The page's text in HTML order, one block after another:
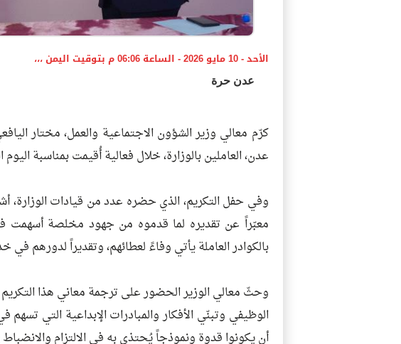
الأحد - 10 مايو 2026 - الساعة 06:06 م بتوقيت اليمن ،،،
عدن حرة
كرّم معالي وزير الشؤون الاجتماعية والعمل، مختار
عدن، العاملين بالوزارة، خلال فعالية أُقيمت بمناسبة اليوم
وفي حفل التكريم، الذي حضره عدد من قيادات الوزارة،
معبّراً عن تقديره لما قدموه من جهود مخلصة أسهمت في
بالكوادر العاملة يأتي وفاءً لعطائهم، وتقديراً لدورهم
وحثّ معالي الوزير الحضور على ترجمة معاني هذا
الوظيفي وتبنّي الأفكار والمبادرات الإبداعية التي تسهم
أن يكونوا قدوة ونموذجاً يُحتذى به في الالتزام